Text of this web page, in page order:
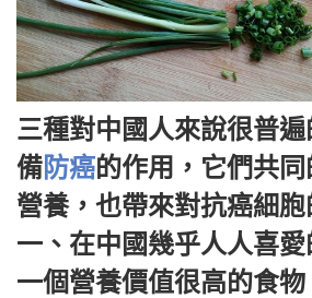
三種對中國人來說很普遍
備防癌的作用，它們共
營養，也帶來對抗癌細胞
一、在中國幾乎人人喜
一個營養價值很高的食